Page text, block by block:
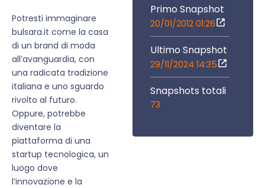
Potresti immaginare
bulsara.it come la casa
di un brand di moda
all’avanguardia, con
una radicata tradizione
italiana e uno sguardo
rivolto al futuro.
Oppure, potrebbe
diventare la
piattaforma di una
startup tecnologica, un
luogo dove
l’innovazione e la
Primo Snapshot
20/01/2012 01:26
Ultimo Snapshot
29/11/2024 14:35
Snapshots totali
73